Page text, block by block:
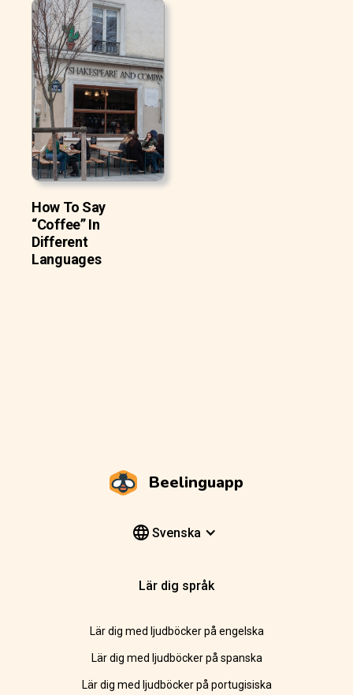
How To Say
“Coffee” In
Different
Languages
Beelinguapp
Svenska
Lär dig språk
Lär dig med ljudböcker på engelska
Lär dig med ljudböcker på spanska
Lär dig med ljudböcker på portugisiska